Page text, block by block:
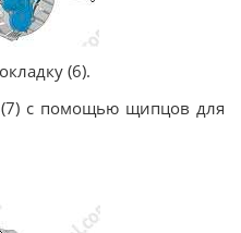
(6).
с помощью щипцов для